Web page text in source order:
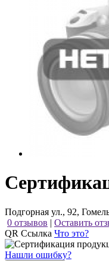
Подгорная ул., 92,
0 отзывов | Оставить
QR Ссылка Что это?
Нашли ошибку?